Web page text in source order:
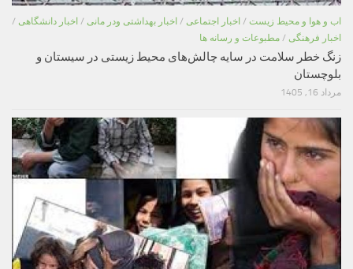
اب و هوا و محیط زیست / اخبار اجتماعی / اخبار بهداشتی ودر مانی / اخبار دانشگاهی /
اخبار فرهنگی / مطبوعات و رسانه ها
زنگ خطر سلامت در سایه چالش‌های محیط زیستی در سیستان و
بلوچستان
مرداد 16, 1405